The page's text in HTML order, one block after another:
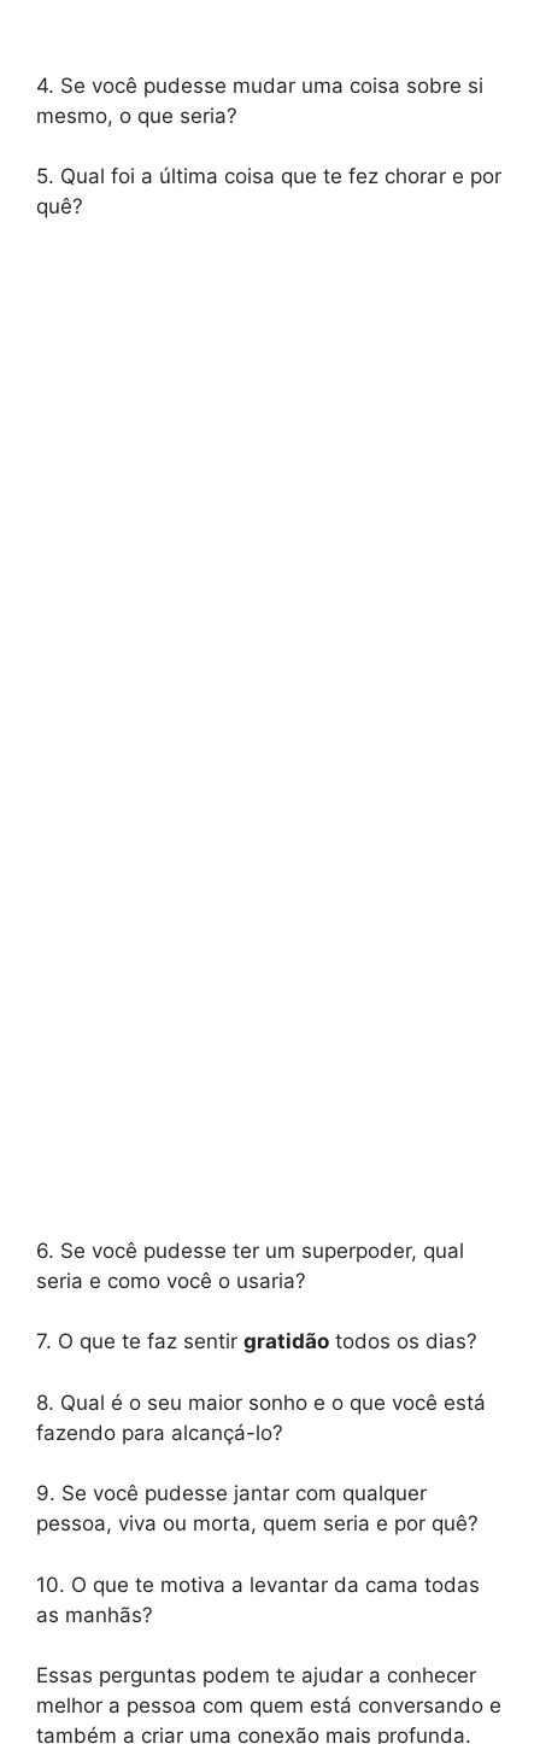
4. Se você pudesse mudar uma coisa sobre si
mesmo, o que seria?
5. Qual foi a última coisa que te fez chorar e por
quê?
6. Se você pudesse ter um superpoder, qual
seria e como você o usaria?
7. O que te faz sentir gratidão todos os dias?
8. Qual é o seu maior sonho e o que você está
fazendo para alcançá-lo?
9. Se você pudesse jantar com qualquer
pessoa, viva ou morta, quem seria e por quê?
10. O que te motiva a levantar da cama todas
as manhãs?
Essas perguntas podem te ajudar a conhecer
melhor a pessoa com quem está conversando e
também a criar uma conexão mais profunda.